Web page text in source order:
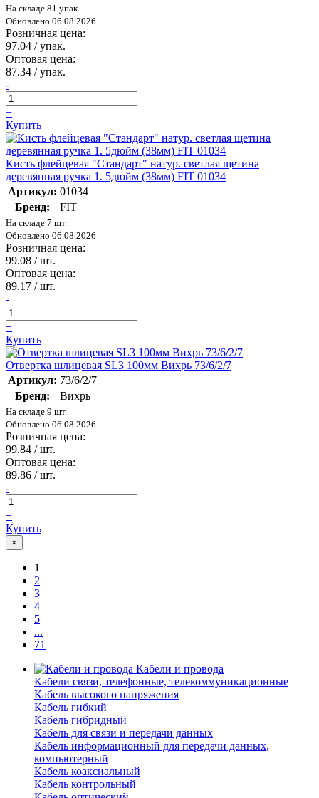
На складе 81 упак.
Обновлено 06.08.2026
Розничная цена:
97.04 / упак.
Оптовая цена:
87.34 / упак.
-
+
Купить
Кисть флейцевая "Стандарт" натур. светлая щетина
деревянная ручка 1. 5дюйм (38мм) FIT 01034
Артикул: 01034
Бренд:
FIT
На складе 7 шт.
Обновлено 06.08.2026
Розничная цена:
99.08 / шт.
Оптовая цена:
89.17 / шт.
-
+
Купить
Отвертка шлицевая SL3 100мм Вихрь 73/6/2/7
Артикул: 73/6/2/7
Бренд:
Вихрь
На складе 9 шт.
Обновлено 06.08.2026
Розничная цена:
99.84 / шт.
Оптовая цена:
89.86 / шт.
-
+
Купить
×
1
2
3
4
5
...
71
Кабели и провода
Кабели связи, телефонные, телекоммуникационные
Кабель высокого напряжения
Кабель гибкий
Кабель гибридный
Кабель для связи и передачи данных
Кабель информационный для передачи данных,
компьютерный
Кабель коаксиальный
Кабель контрольный